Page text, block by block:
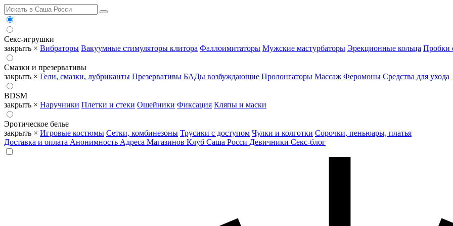
Секс-игрушки
закрыть × Вибраторы Вакуумные стимуляторы клитора Фаллоимитаторы Мужские мастурбаторы Эрекционные кольца Пробки
Смазки и презервативы
закрыть × Гели, смазки, лубриканты Презервативы БАДы возбуждающие Пролонгаторы Массаж Феромоны Средства для ухода
BDSM
закрыть × Наручники Плетки и стеки Ошейники Фиксация Кляпы и маски
Эротическое белье
закрыть × Игровые костюмы Сетки, комбинезоны Трусики с доступом Чулки и колготки Сорочки, пеньюары, платья
Доставка и оплата Анонимность Адреса Магазинов Клуб Саша Росси Девичники Секс-блог